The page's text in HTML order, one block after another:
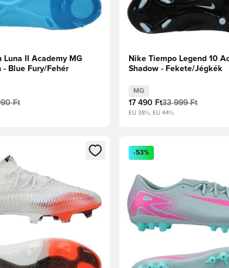
Luna II Academy MG
- Blue Fury/Fehér
Ft
Nike Tiempo Legend 10
Shadow - Fekete/Jégkék
MG
17 490 Ft33 999 Ft
EU 38½, EU 44½
regisztrációhoz
a bejelentkezéshez vagy a tagként való
Megnyit egy modált a
-53%